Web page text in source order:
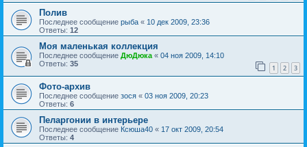
Полив
Последнее сообщение рыба « 10 дек 2009, 23:36
Ответы: 12
Моя маленькая коллекция
Последнее сообщение ДюДюка « 04 ноя 2009, 14:10
Ответы: 35 1 2 3
Фото-архив
Последнее сообщение зося « 03 ноя 2009, 20:23
Ответы: 6
Пеларгонии в интерьере
Последнее сообщение Ксюша40 « 17 окт 2009, 20:54
Ответы: 4